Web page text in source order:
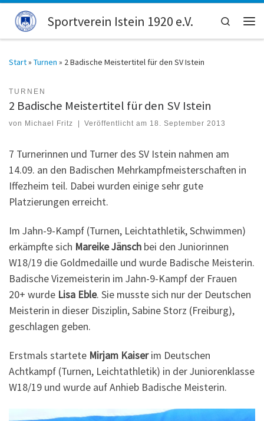
Zum Inhalt springen
Sportverein Istein 1920 e.V.
Search
Start» Turnen » 2 Badische Meistertitel für den SV Istein
TURNEN
2 Badische Meistertitel für den SV Istein
von Michael Fritz Veröffentlicht am 18. September 2013
7 Turnerinnen und Turner des SV Istein nahmen am
14.09. an den Badischen Mehrkampfmeisterschaften in
Iffezheim teil. Dabei wurden einige sehr gute
Platzierungen erreicht.
Im Jahn-9-Kampf (Turnen, Leichtathletik, Schwimmen)
erkämpfte sich Mareike Jänsch bei den Juniorinnen
W18/19 die Goldmedaille und wurde Badische Meisterin.
Badische Vizemeisterin im Jahn-9-Kampf der Frauen
20+ wurde Lisa Eble. Sie musste sich nur der Deutschen
Meisterin in dieser Disziplin, Sabine Storz (Freiburg),
geschlagen geben.
Erstmals startete Mirjam Kaiserim Deutschen
Achtkampf (Turnen, Leichtathletik) in der Juniorenklasse
W18/19 und wurde auf Anhieb Badische Meisterin.